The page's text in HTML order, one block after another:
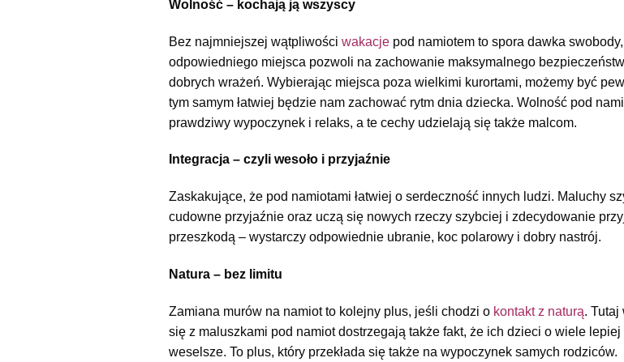
Wolność – kochają ją wszyscy
Bez najmniejszej wątpliwości wakacjepod namiotem to spora dawka
odpowiedniego miejsca pozwoli na zachowanie maksymalnego
dobrych wrażeń. Wybierając miejsca poza wielkimi kurortami, możemy być
tym samym łatwiej będzie nam zachować rytm dnia dziecka. Wolność pod
prawdziwy wypoczynek i relaks, a te cechy udzielają się także malcom.
Integracja – czyli wesoło i przyjaźnie
Zaskakujące, że pod namiotami łatwiej o serdeczność innych ludzi. Maluchy
cudowne przyjaźnie oraz uczą się nowych rzeczy szybciej i zdecydowanie
przeszkodą – wystarczy odpowiednie ubranie, koc polarowy i dobry nastrój.
Natura – bez limitu
Zamiana murów na namiot to kolejny plus, jeśli chodzi o kontakt z naturą. Tutaj
się z maluszkami pod namiot dostrzegają także fakt, że ich dzieci o wiele
weselsze. To plus, który przekłada się także na wypoczynek samych rodziców.